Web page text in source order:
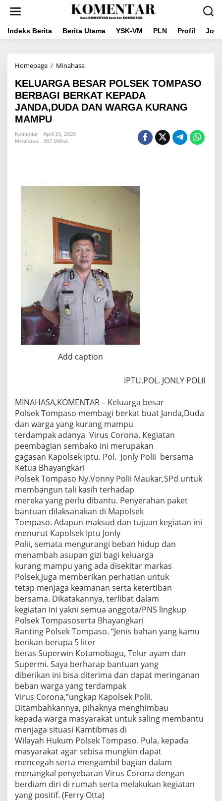
Indeks Berita Berita Utama YSK-VM PLN Profil
Homepage / MinahasaKELUARGA
POLSEK
TOMPASO
BERBAGI
BERKAT
KELUARGA BESAR POLSEK TOMPASO
BERBAGI BERKAT KEPADA
JANDA,DUDA DAN WARGA KURANG
MAMPU
Komentar
April 15, 2020
Minahasa
367 Dilihat
Add caption
IPTU.POL. JONLY POLII
MINAHASA,KOMENTAR – Keluarga besar
Polsek Tompaso membagi berkat buat Janda,Duda
dan warga yang kurang mampu
terdampak adanya Virus Corona. Kegiatan
peembagian sembako ini merupakan
gagasan Kapolsek Iptu. Pol. Jonly Polii bersama
Ketua Bhayangkari
Polsek Tompaso Ny.Vonny Polii Maukar,SPd untuk
membangun tali kasih terhadap
mereka yang perlu dibantu. Penyerahan paket
bantuan dilaksanakan di Mapolsek
Tompaso. Adapun maksud dan tujuan kegiatan ini
menurut Kapolsek Iptu Jonly
Polii, semata mengurangi beban hidup dan
menambah asupan gizi bagi keluarga
kurang mampu yang ada disekitar markas
Polsek,juga memberikan perhatian untuk
tetap menjaga keamanan serta ketertiban
bersama. Dikatakannya, terlibat dalam
kegiatan ini yakni semua anggota/PNS lingkup
Polsek Tompasoserta Bhayangkari
Ranting Polsek Tompaso. “Jenis bahan yang kamu
berikan berupa 5 liter
beras Superwin Kotamobagu, Telur ayam dan
Supermi. Saya berharap bantuan yang
diberikan ini bisa diterima dan dapat meringanan
beban warga yang terdampak
Virus Corona,”ungkap Kapolsek Polii.
Ditambahkannya, pihaknya menghimbau
kepada warga masyarakat untuk saling membantu
menjaga situasi Kamtibmas di
Wilayah Hukum Polsek Tompaso. Pula, kepada
masyarakat agar sebisa mungkin dapat
mencegah serta mengambil bagian dalam
menangkal penyebaran Virus Corona dengan
berdiam diri di rumah serta melakukan kegiatan
yang positif. (Ferry Otta)